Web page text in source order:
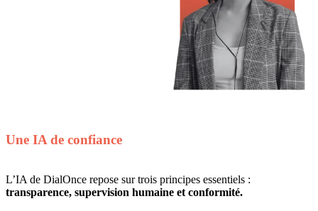
Une IA de confiance
L’IA de DialOnce repose sur trois principes essentiels :
transparence, supervision humaine et conformité.